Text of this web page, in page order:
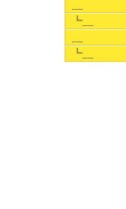
┗__
┗__